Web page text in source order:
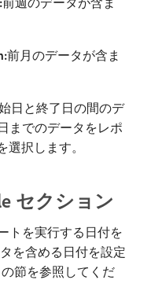
​前月のデータが含ま
日と終了日の間のデ
までのデータをレポ
選択します。
セクション
トを実行する日付を
を含める日付を設定
節を参照してくだ